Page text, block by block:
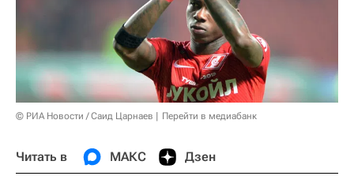
© РИА Новости / Саид Царнаев Перейти в медиабанк
Читать в МАКС Дзен